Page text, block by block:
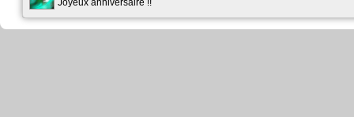
Joyeux anniversaire !!